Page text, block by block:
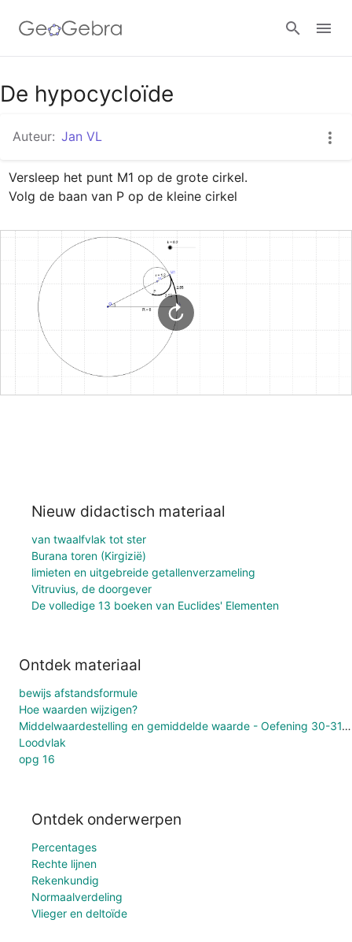
Google Classroom
GeoGebra Klaslokaal
Aanmelden
De hypocycloïde
Auteur: Jan VL
Versleep het punt M1 op de grote cirkel.
Volg de baan van P op de kleine cirkel
Nieuw didactisch materiaal
van twaalfvlak tot ster
Burana toren (Kirgizië)
limieten en uitgebreide getallenverzameling
Vitruvius, de doorgever
De volledige 13 boeken van Euclides' Elementen
Ontdek materiaal
bewijs afstandsformule
Hoe waarden wijzigen?
Middelwaardestelling en gemiddelde waarde - Oefening 30-31, blz. 49
Loodvlak
opg 16
Ontdek onderwerpen
Percentages
Rechte lijnen
Rekenkundig
Normaalverdeling
Vlieger en deltoïde